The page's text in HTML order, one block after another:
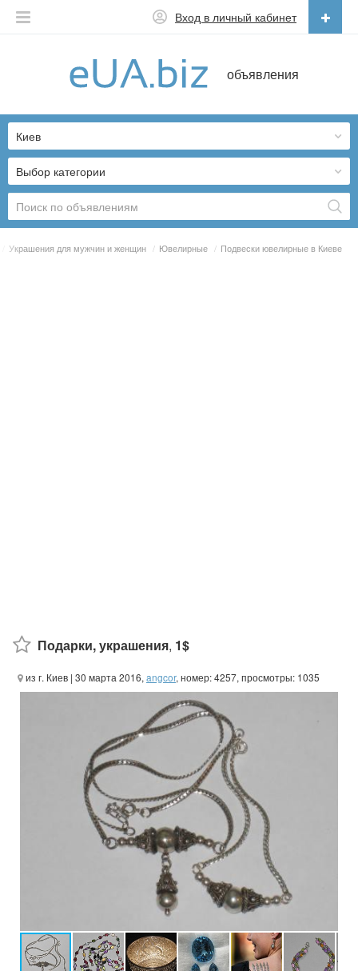
объявления
Вход в личный кабинет
Українська
Выбор категории
Киев
Украшения для мужчин и женщин / Ювелирные / Подвески ювелирные в Киеве
Подарки, украшения, 1$
из г. Киев | 30 марта 2016, angcor, номер: 4257, просмотры: 1035